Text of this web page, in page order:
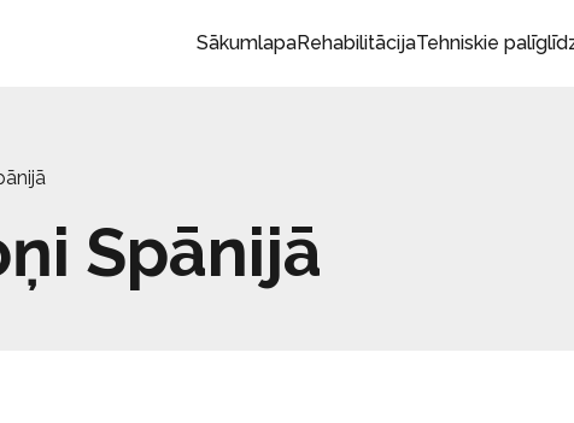
SākumlapaRehabilitācijaTehniskie
Spānijā